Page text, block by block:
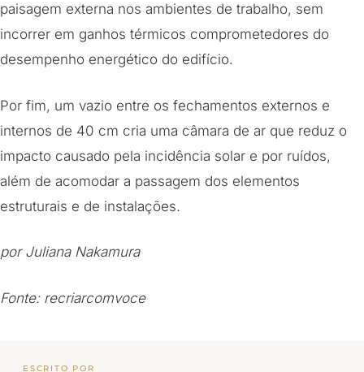
paisagem externa nos ambientes de trabalho, sem
incorrer em ganhos térmicos comprometedores do
desempenho energético do edifício.
Por fim, um vazio entre os fechamentos externos e
internos de 40 cm cria uma câmara de ar que reduz o
impacto causado pela incidência solar e por ruídos,
além de acomodar a passagem dos elementos
estruturais e de instalações.
por Juliana Nakamura
Fonte: recriarcomvoce
ESCRITO POR